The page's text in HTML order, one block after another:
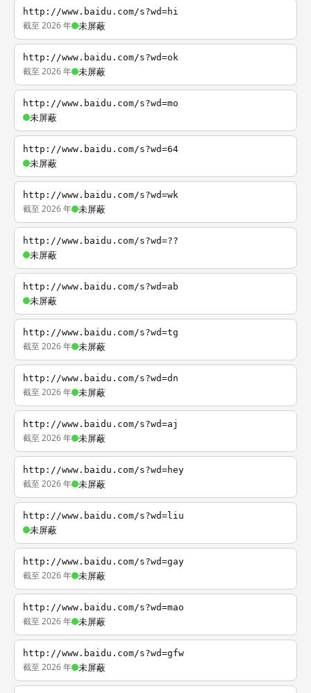
http://www.baidu.com/s?wd=hi
截至 2026 年 未屏蔽
http://www.baidu.com/s?wd=ok
截至 2026 年 未屏蔽
http://www.baidu.com/s?wd=mo
未屏蔽
http://www.baidu.com/s?wd=64
未屏蔽
http://www.baidu.com/s?wd=wk
截至 2026 年 未屏蔽
http://www.baidu.com/s?wd=??
未屏蔽
http://www.baidu.com/s?wd=ab
未屏蔽
http://www.baidu.com/s?wd=tg
截至 2026 年 未屏蔽
http://www.baidu.com/s?wd=dn
截至 2026 年 未屏蔽
http://www.baidu.com/s?wd=aj
截至 2026 年 未屏蔽
http://www.baidu.com/s?wd=hey
截至 2026 年 未屏蔽
http://www.baidu.com/s?wd=liu
未屏蔽
http://www.baidu.com/s?wd=gay
截至 2026 年 未屏蔽
http://www.baidu.com/s?wd=mao
截至 2026 年 未屏蔽
http://www.baidu.com/s?wd=gfw
截至 2026 年 未屏蔽